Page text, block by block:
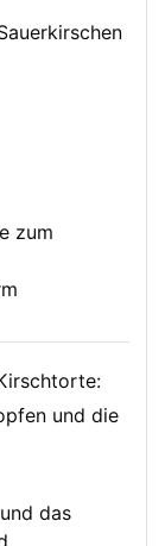
zum
und die
das